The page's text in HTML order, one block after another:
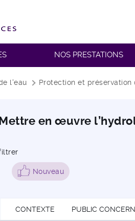
NOS PRESTATIONS
l'eau Protection et préservation
en œuvre
Nouveau
CONTEXTE PUBLIC